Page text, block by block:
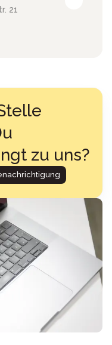
21
zu uns?